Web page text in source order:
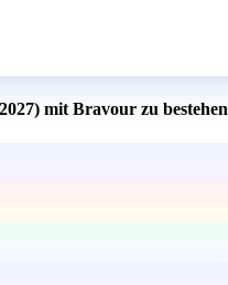
mit Bravour zu bestehen